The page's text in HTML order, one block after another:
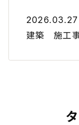
2026.03.27
建築 施工